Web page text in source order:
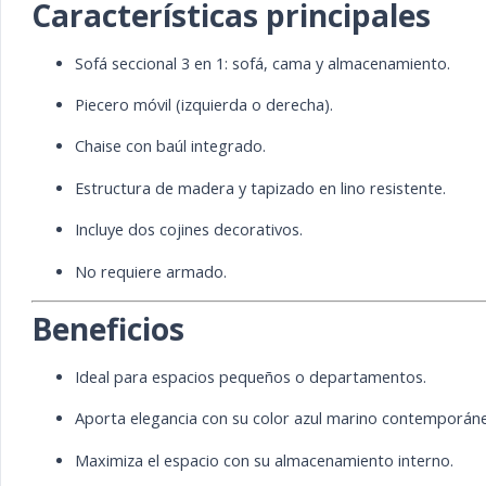
Características principales
Sofá seccional 3 en 1: sofá, cama y almacenamiento.
Piecero móvil (izquierda o derecha).
Chaise con baúl integrado.
Estructura de madera y tapizado en lino resistente.
Incluye dos cojines decorativos.
No requiere armado.
Beneficios
Ideal para espacios pequeños o departamentos.
Aporta elegancia con su color azul marino
Maximiza el espacio con su almacenamiento interno.